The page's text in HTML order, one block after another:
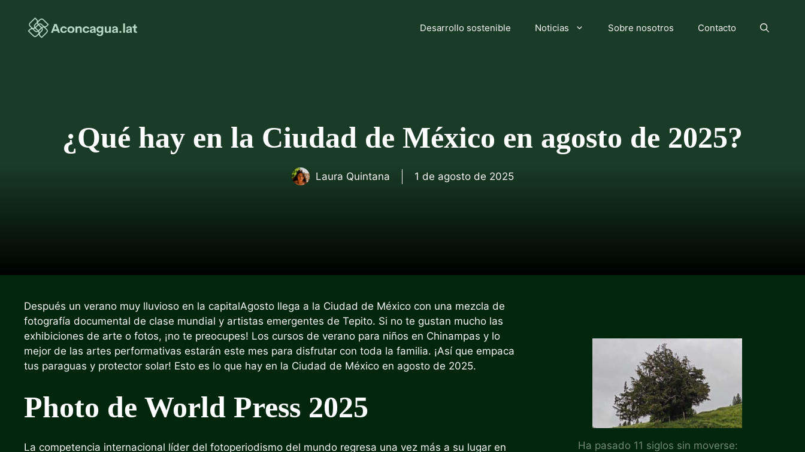
contenido
Desarrollo sostenible Noticias Sobre nosotros Contacto
¿Qué hay en la Ciudad de México en agosto de 2025?
Laura Quintana 1 de agosto de 2025
Después un verano muy lluvioso en la capitalAgosto llega a la Ciudad de México con una mezcla de
fotografía documental de clase mundial y artistas emergentes de Tepito. Si no te gustan mucho las
exhibiciones de arte o fotos, ¡no te preocupes! Los cursos de verano para niños en Chinampas y lo
mejor de las artes performativas estarán este mes para disfrutar con toda la familia. ¡Así que empaca
tus paraguas y protector solar! Esto es lo que hay en la Ciudad de México en agosto de 2025.
Photo de World Press 2025
La competencia internacional líder del fotoperiodismo del mundo regresa una vez más a su lugar en
Ha pasado 11 siglos sin moverse: